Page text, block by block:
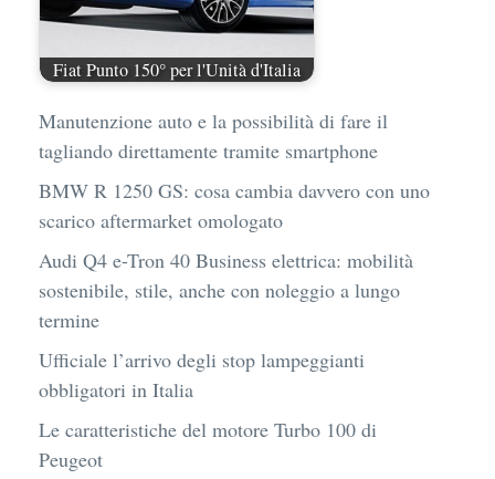
Fiat Punto 150° per l'Unità d'Italia
Manutenzione auto e la possibilità di fare il
tagliando direttamente tramite smartphone
BMW R 1250 GS: cosa cambia davvero con uno
scarico aftermarket omologato
Audi Q4 e-Tron 40 Business elettrica: mobilità
sostenibile, stile, anche con noleggio a lungo
termine
Ufficiale l’arrivo degli stop lampeggianti
obbligatori in Italia
Le caratteristiche del motore Turbo 100 di
Peugeot